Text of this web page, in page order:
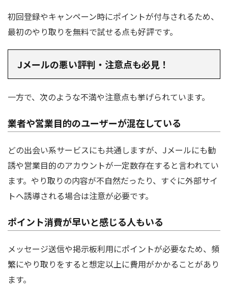
初回登録やキャンペーン時にポイントが付与されるため、
最初のやり取りを無料で試せる点も好評です。
Jメールの悪い評判・注意点も必見！
一方で、次のような不満や注意点も挙げられています。
業者や営業目的のユーザーが混在している
どの出会い系サービスにも共通しますが、Jメールにも勧
誘や営業目的のアカウントが一定数存在すると言われてい
ます。やり取りの内容が不自然だったり、すぐに外部サイ
トへ誘導される場合は注意が必要です。
ポイント消費が早いと感じる人もいる
メッセージ送信や掲示板利用にポイントが必要なため、頻
繁にやり取りをすると想定以上に費用がかかることがあり
ます。